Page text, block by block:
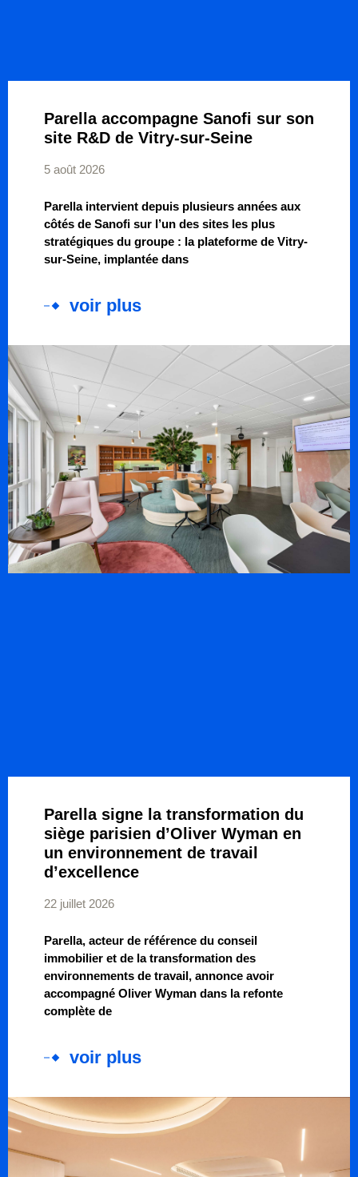
Parella accompagne Sanofi sur son
site R&D de Vitry-sur-Seine
5 août 2026
Parella intervient depuis plusieurs années aux
côtés de Sanofi sur l’un des sites les plus
stratégiques du groupe : la plateforme de Vitry-
sur-Seine, implantée dans
voir plus
Parella signe la transformation du
siège parisien d’Oliver Wyman en
un environnement de travail
d’excellence
22 juillet 2026
Parella, acteur de référence du conseil
immobilier et de la transformation des
environnements de travail, annonce avoir
accompagné Oliver Wyman dans la refonte
complète de
voir plus